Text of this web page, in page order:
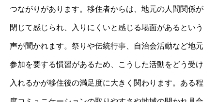
つながりがあります。移住者からは、地元の人間関係が
閉じて感じられ、入りにくいと感じる場面があるという
声が聞かれます。祭りや伝統行事、自治会活動など地元
参加を要する慣習があるため、こうした活動をどう受け
入れるかが移住後の満足度に大きく関わります。ある程